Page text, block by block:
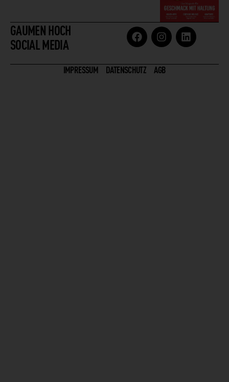
GAUMEN HOCH
SOCIAL MEDIA
IMPRESSUM DATENSCHUTZ AGB